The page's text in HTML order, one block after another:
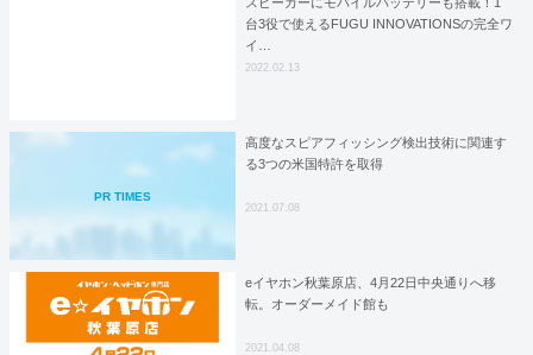
台3役で使えるFUGU INNOVATIONSの完全ワ
イ…
2022.02.13
PR TIMES
高度なスピアフィッシング検出技術に関連す
る3つの米国特許を取得
2021.07.08
eイヤホン秋葉原店、4月22日中央通りへ移
転。オーダーメイド館も
2021.04.08